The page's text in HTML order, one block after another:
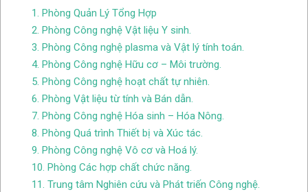
1. Phòng Quản Lý Tổng Hợp
2. Phòng Công nghệ Vật liệu Y sinh.
3. Phòng Công nghệ plasma và Vật lý tính toán.
4. Phòng Công nghệ Hữu cơ – Môi trường.
5. Phòng Công nghệ hoạt chất tự nhiên.
6. Phòng Vật liệu từ tính và Bán dẫn.
7. Phòng Công nghệ Hóa sinh – Hóa Nông.
8. Phòng Quá trình Thiết bị và Xúc tác.
9. Phòng Công nghệ Vô cơ và Hoá lý.
10. Phòng Các hợp chất chức năng.
11. Trung tâm Nghiên cứu và Phát triến Công nghệ.